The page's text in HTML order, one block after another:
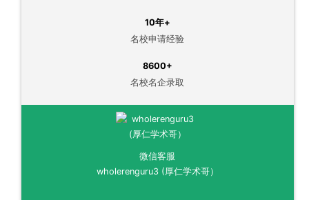
10年+
名校申请经验
8600+
名校名企录取
微信客服
wholerenguru3 (厚仁学术哥）